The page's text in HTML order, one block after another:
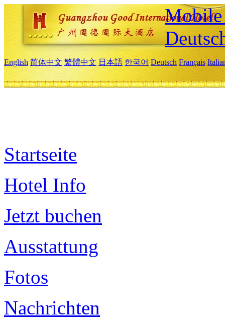
Mobile
English 简体中文 繁體中文 日本語 한국어 Deutsch Français
Startseite
Hotel Info
Jetzt buchen
Ausstattung
Fotos
Nachrichten